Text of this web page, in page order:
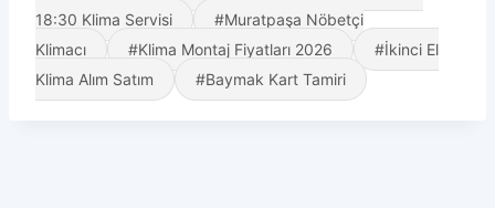
18:30 Klima Servisi
#Muratpaşa Nöbetçi
Klimacı
#Klima Montaj Fiyatları 2026
#İkinci El
Klima Alım Satım
#Baymak Kart Tamiri